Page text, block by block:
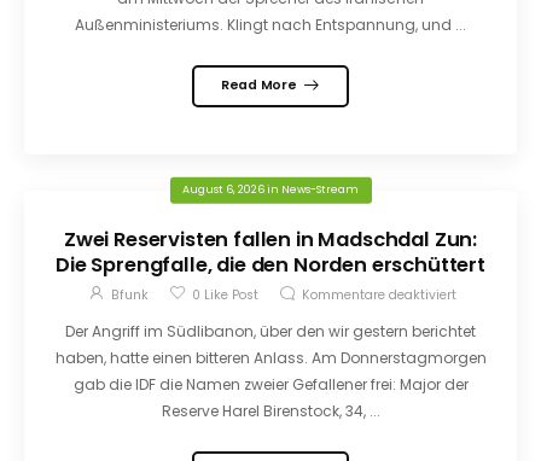
Außenministeriums. Klingt nach Entspannung, und ...
Read More
August 6, 2026in News-Stream
Zwei Reservisten fallen in Madschdal Zun:
Die Sprengfalle, die den Norden erschüttert
Bfunk 0 Like Post Kommentare deaktiviert
Der Angriff im Südlibanon, über den wir gestern berichtet
haben, hatte einen bitteren Anlass. Am Donnerstagmorgen
gab die IDF die Namen zweier Gefallener frei: Major der
Reserve Harel Birenstock, 34, ...